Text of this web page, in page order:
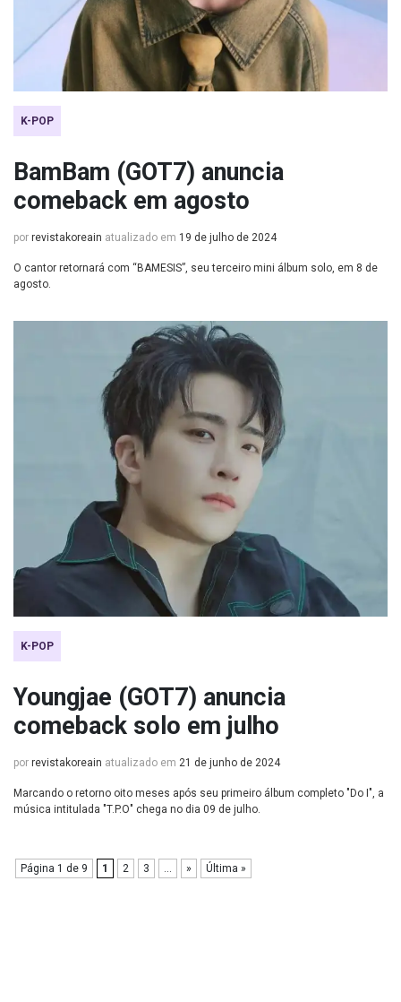
K-POP
BamBam (GOT7) anuncia
comeback em agosto
por revistakoreain atualizado em 19 de julho de 2024
O cantor retornará com “BAMESIS”, seu terceiro mini álbum solo, em 8 de
agosto.
K-POP
Youngjae (GOT7) anuncia
comeback solo em julho
por revistakoreain atualizado em 21 de junho de 2024
Marcando o retorno oito meses após seu primeiro álbum completo "Do I", a
música intitulada "T.P.O" chega no dia 09 de julho.
Página 1 de 9 1 2 3 ... » Última »